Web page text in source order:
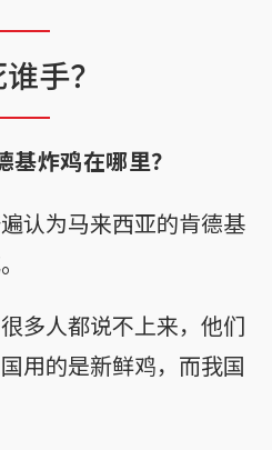
手？
炸鸡在哪里？
认为马来西亚的肯德基
多人都说不上来，他们
用的是新鲜鸡，而我国